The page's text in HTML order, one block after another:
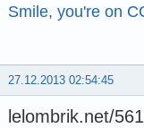
Smile, you're on
27.12.2013 02:54:45
lelombrik.net/